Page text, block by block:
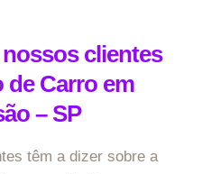
clientes
de Carro em
– SP
têm a dizer sobre a